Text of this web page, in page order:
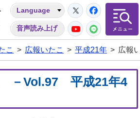
潮来市
Language
音声読み上げ
Twitter
YouTube
LINE
こ > 広報いたこ > 平成21年 > 広報
－Vol.97 平成21年4